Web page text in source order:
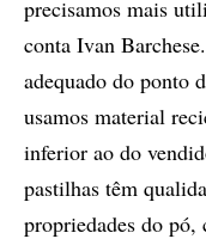
precisamos mais
conta Ivan
adequado do ponto
usamos material
inferior ao do
pastilhas têm
propriedades do pó,